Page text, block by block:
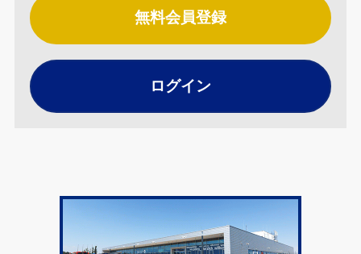
無料会員登録
ログイン